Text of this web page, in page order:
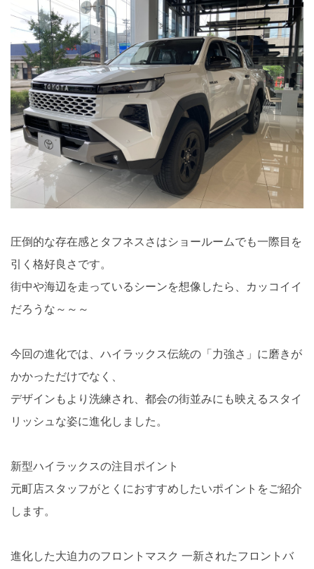
圧倒的な存在感とタフネスさはショールームでも一際目を
引く格好良さです。
街中や海辺を走っているシーンを想像したら、カッコイイ
だろうな～～～
今回の進化では、ハイラックス伝統の「力強さ」に磨きが
かかっただけでなく、
デザインもより洗練され、都会の街並みにも映えるスタイ
リッシュな姿に進化しました。
新型ハイラックスの注目ポイント
元町店スタッフがとくにおすすめしたいポイントをご紹介
します。
進化した大迫力のフロントマスク 一新されたフロントバ